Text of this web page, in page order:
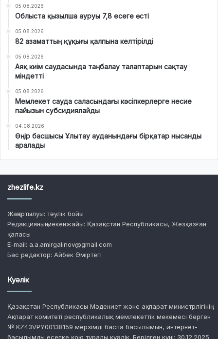
05.08.2026
Облыста қызылша ауруы 7,8 есеге өсті
05.08.2026
82 азаматтың құқығы қалпына келтірілді
05.08.2026
Аяқ киім саудасында таңбалау талаптарын сақтау
міндетті
05.08.2026
Мемлекет сауда саласындағы кәсіпкерлерге несие
пайызын субсидиялайды
04.08.2026
Өңір басшысы Ұлытау ауданындағы бірқатар нысанды
аралады
zhezlife.kz
Жаңартылуы: тәулік бойы
Редакцияның мекенжайы: Қазақстан Республикасы, Жезқазған
қаласы
E-mail: a.a.amirgalinov@gmail.com
Бас редактор: Айбек Әміртегі
Куәлік
Қазақстан Республикасы Мәдениет және ақпарат министрлігінің
Ақпарат комитеті республикалық мемлекеттік мекемесі берген
№ KZ43VPY00138159 мерзімді баспа басылымын, интернет-
басылымды есепке қою туралы куәлік. Берілген күні: 30.12.2025